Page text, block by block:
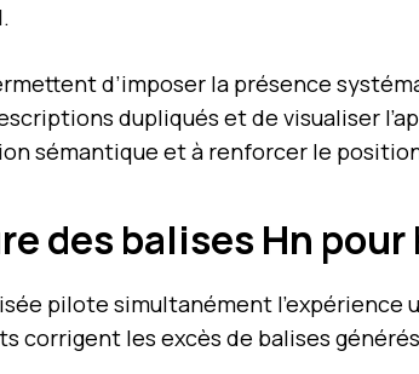
d’imposer la présence
dupliqués et de visualiser
sémantique et à renforcer le
des balises Hn
pilote simultanément
corrigent les excès de balises